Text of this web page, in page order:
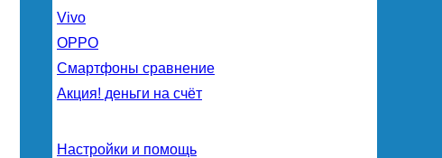
Vivo
OPPO
Смартфоны сравнение
Акция! деньги на счёт
Настройки и помощь